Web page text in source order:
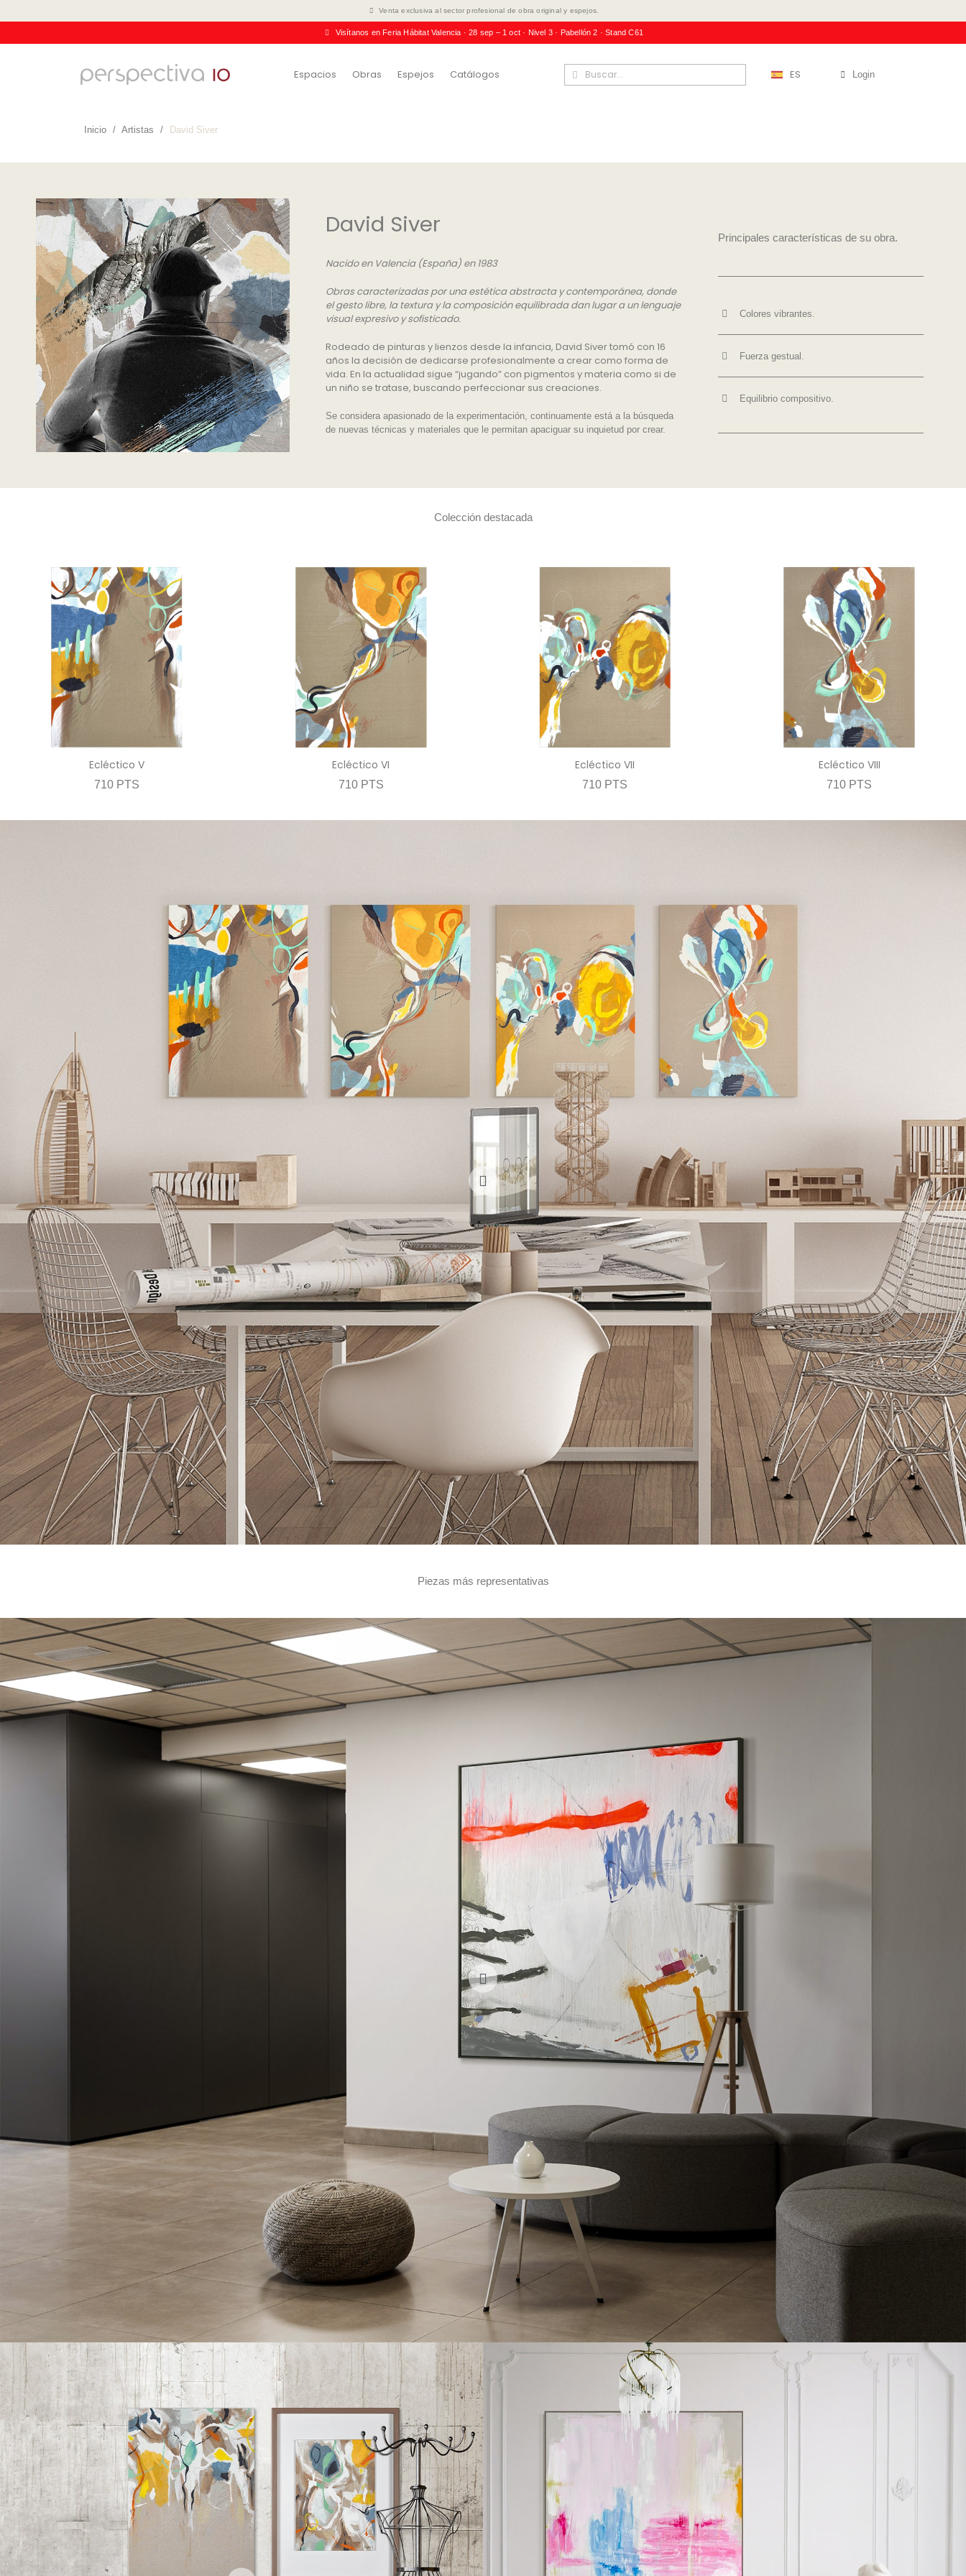
Venta exclusiva al sector profesional de obra original y espejos.
Visítanos en Feria Hábitat Valencia · 28 sep – 1 oct · Nivel 3 · Pabellón 2 · Stand C61
Espacios Obras Espejos Catálogos ES Login
Inicio Artistas David Siver
David Siver
Nacido en Valencia (España) en 1983
Obras caracterizadas por una estética abstracta y contemporánea, donde
el gesto libre, la textura y la composición equilibrada dan lugar a un lenguaje
visual expresivo y sofisticado.
Rodeado de pinturas y lienzos desde la infancia, David Siver tomó con 16
años la decisión de dedicarse profesionalmente a crear como forma de
vida. En la actualidad sigue “jugando” con pigmentos y materia como si de
un niño se tratase, buscando perfeccionar sus creaciones.
Se considera apasionado de la experimentación, continuamente está a la búsqueda
de nuevas técnicas y materiales que le permitan apaciguar su inquietud por crear.
Principales características de su obra.
Colores vibrantes.
Fuerza gestual.
Equilibrio compositivo.
Colección destacada
Ecléctico V
710 PTS
Ecléctico VI
710 PTS
Ecléctico VII
710 PTS
Ecléctico VIII
710 PTS
Piezas más representativas